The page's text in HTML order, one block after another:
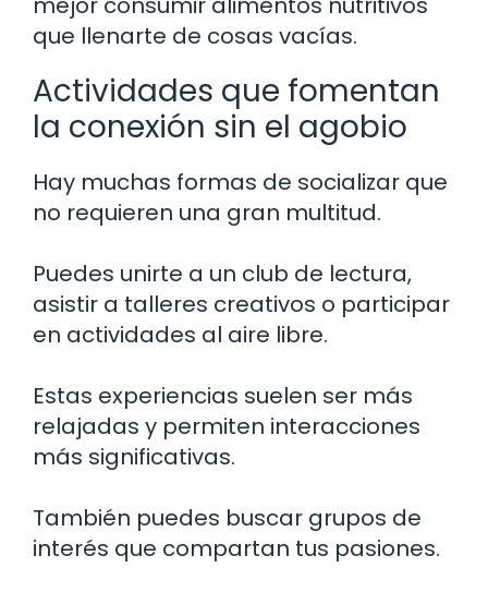
que llenarte de cosas vacías.
Actividades que fomentan
la conexión sin el agobio
Hay muchas formas de socializar que
no requieren una gran multitud.
Puedes unirte a un club de lectura,
asistir a talleres creativos o participar
en actividades al aire libre.
Estas experiencias suelen ser más
relajadas y permiten interacciones
más significativas.
También puedes buscar grupos de
interés que compartan tus pasiones.